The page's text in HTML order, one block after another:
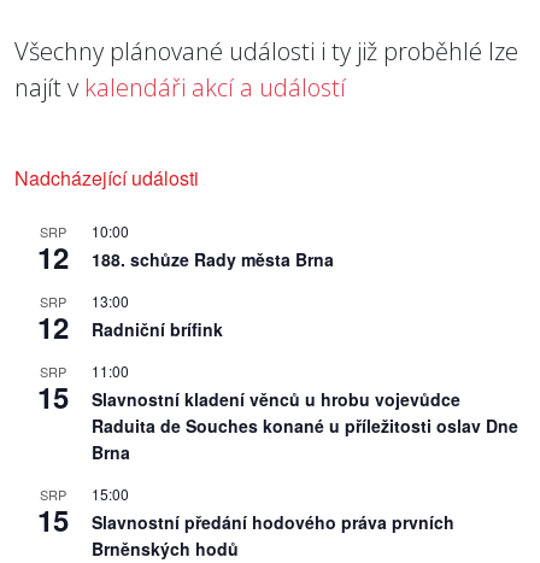
Všechny plánované události i ty již proběhlé lze
najít v kalendáři akcí a událostí
Nadcházející události
SRP
12
10:00
188. schůze Rady města Brna
SRP
12
13:00
Radniční brífink
SRP
15
11:00
Slavnostní kladení věnců u hrobu vojevůdce
Raduita de Souches konané u příležitosti oslav Dne
Brna
SRP
15
15:00
Slavnostní předání hodového práva prvních
Brněnských hodů